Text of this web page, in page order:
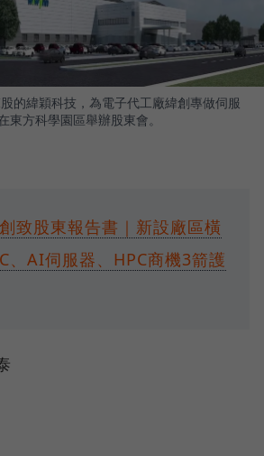
的緯穎科技，為電子代工廠緯創專做伺服
方科學園區舉辦股東會。
致股東報告書｜新設廠區橫
、AI伺服器、HPC商機3箭護